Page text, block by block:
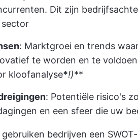
Dit zijn
sector
: Marktgroei en trends
te worden en te
kloofanalyse*!)**
: Potentiële risico's
en een sfeer die uw
bedrijven een